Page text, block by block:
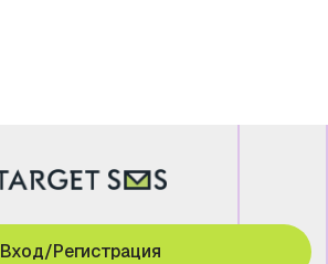
Вход/Регистрация